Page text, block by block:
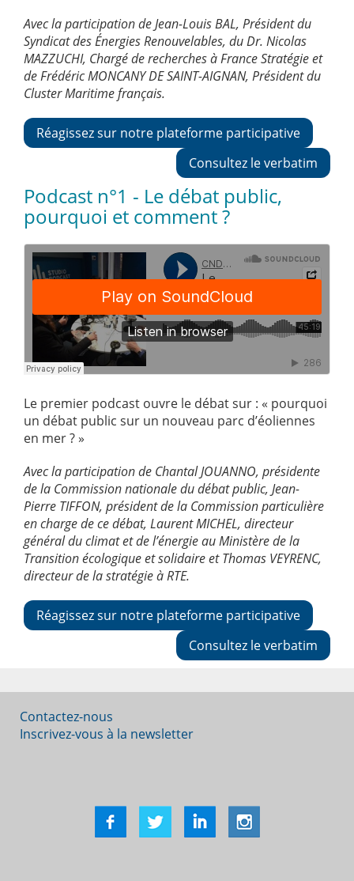
Avec la participation de Jean-Louis BAL, Président du
Syndicat des Énergies Renouvelables, du Dr. Nicolas
MAZZUCHI, Chargé de recherches à France Stratégie et
de Frédéric MONCANY DE SAINT-AIGNAN, Président du
Cluster Maritime français.
Réagissez sur notre plateforme participative
Consultez le verbatim
Podcast n°1 - Le débat public,
pourquoi et comment ?
Le premier podcast ouvre le débat sur : « pourquoi
un débat public sur un nouveau parc d’éoliennes
en mer ? »
Avec la participation de Chantal JOUANNO, présidente
de la Commission nationale du débat public, Jean-
Pierre TIFFON, président de la Commission particulière
en charge de ce débat, Laurent MICHEL, directeur
général du climat et de l’énergie au Ministère de la
Transition écologique et solidaire et Thomas VEYRENC,
directeur de la stratégie à RTE.
Réagissez sur notre plateforme participative
Consultez le verbatim
Contactez-nous
Inscrivez-vous à la newsletter